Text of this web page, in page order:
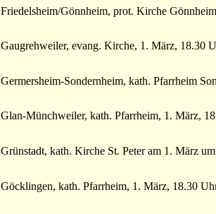
Friedelsheim/Gönnheim, prot. Kirche
Gaugrehweiler, evang. Kirche, 1. März, 18.30
Germersheim-Sondernheim, kath. Pfarrheim
Glan-Münchweiler, kath. Pfarrheim, 1. März,
Grünstadt, kath. Kirche St. Peter am 1. März
Göcklingen, kath. Pfarrheim, 1. März, 18.30